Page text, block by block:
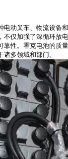
电动叉车、物流设备
不仅加强了深循环放
靠性。霍克电池的质
多领域和部门‌。